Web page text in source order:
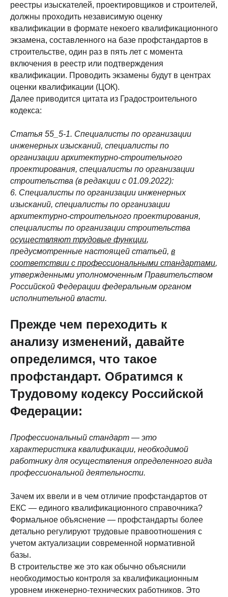
реестры изыскателей, проектировщиков и строителей,
должны проходить независимую оценку
квалификации в формате некоего квалификационного
экзамена, составленного на базе профстандартов в
строительстве, один раз в пять лет с момента
включения в реестр или подтверждения
квалификации. Проводить экзамены будут в центрах
оценки квалификации (ЦОК).
Далее приводится цитата из Градостроительного
кодекса:
Статья 55_5-1. Специалисты по организации
инженерных изысканий, специалисты по
организации архитектурно-строительного
проектирования, специалисты по организации
строительства (в редакции с 01.09.2022):
6. Специалисты по организации инженерных
изысканий, специалисты по организации
архитектурно-строительного проектирования,
специалисты по организации строительства
осуществляют трудовые функции,
предусмотренные настоящей статьей, в
соответствии с профессиональными стандартами,
утвержденными уполномоченным Правительством
Российской Федерации федеральным органом
исполнительной власти.
Прежде чем переходить к
анализу изменений, давайте
определимся, что такое
профстандарт. Обратимся к
Трудовому кодексу Российской
Федерации:
Профессиональный стандарт — это
характеристика квалификации, необходимой
работнику для осуществления определенного вида
профессиональной деятельности.
Зачем их ввели и в чем отличие профстандартов от
ЕКС — единого квалификационного справочника?
Формальное объяснение — профстандарты более
детально регулируют трудовые правоотношения с
учетом актуализации современной нормативной
базы.
В строительстве же это как обычно объяснили
необходимостью контроля за квалификационным
уровнем инженерно-технических работников. Это